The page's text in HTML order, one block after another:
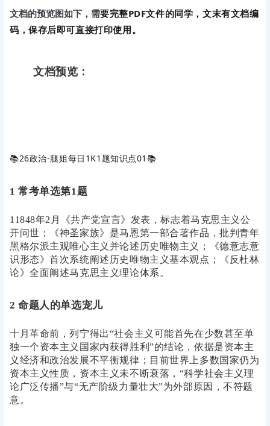
文档的预览图如下，需要完整PDF文件的同学，文末有文档编
码，保存后即可直接打印使用。
文档预览：
📚26政治-腿姐每日1K1题知识点01 📚
1 常考单选第1题
11848年2月《共产党宣言》发表，标志着马克思主义公
开问世；《神圣家族》是马恩第一部合著作品，批判青年
黑格尔派主观唯心主义并论述历史唯物主义；《德意志意
识形态》首次系统阐述历史唯物主义基本观点；《反杜林
论》全面阐述马克思主义理论体系。
2 命题人的单选宠儿
十月革命前，列宁得出“社会主义可能首先在少数甚至单
独一个资本主义国家内获得胜利”的结论，依据是资本主
义经济和政治发展不平衡规律；目前世界上多数国家仍为
资本主义性质，资本主义未不断衰落，“科学社会主义理
论广泛传播”与“无产阶级力量壮大”为外部原因，不符题
意。